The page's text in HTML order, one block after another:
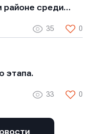
районе среди…
35 0
этапа.
33 0